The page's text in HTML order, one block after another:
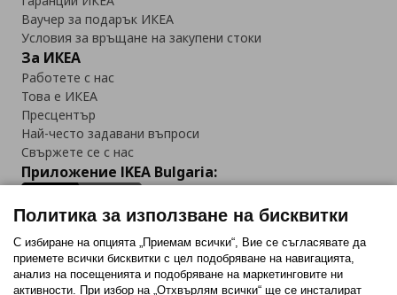
Ваучер за подарък ИКЕА
Условия за връщане на закупени стоки
За ИКЕА
Работете с нас
Това е ИКЕА
Пресцентър
Най-често задавани въпроси
Свържете се с нас
Приложение IKEA Bulgaria:
Последвайте ни:
Политика за използване на бисквитки
С избиране на опцията „Приемам всички“, Вие се съгласявате да
приемете всички бисквитки с цел подобряване на навигацията,
анализ на посещенията и подобряване на маркетинговите ни
активности. При избор на „Отхвърлям всички“ ще се инсталират